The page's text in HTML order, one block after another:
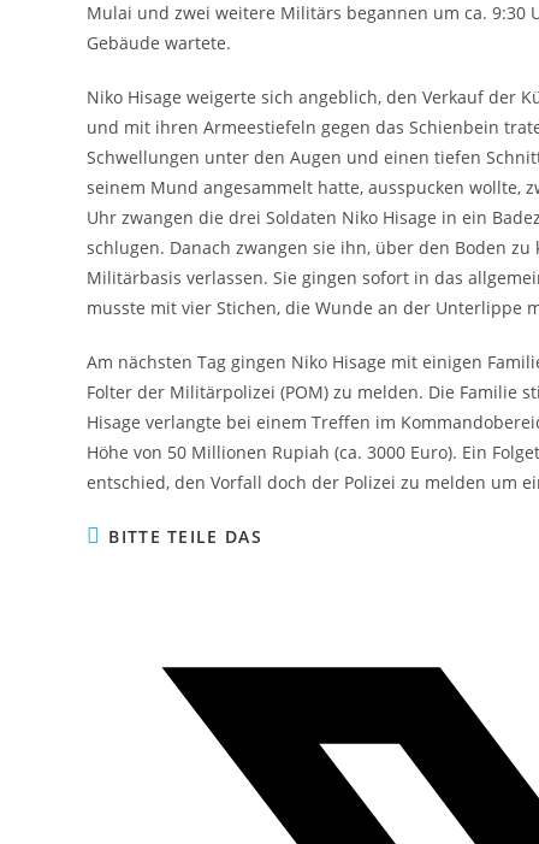
Mulai und zwei weitere Militärs begannen um ca. 9:30
Gebäude wartete.
Niko Hisage weigerte sich angeblich, den Verkauf der
und mit ihren Armeestiefeln gegen das Schienbein
Schwellungen unter den Augen und einen tiefen
seinem Mund angesammelt hatte, ausspucken wollte,
Uhr zwangen die drei Soldaten Niko Hisage in ein
schlugen. Danach zwangen sie ihn, über den Boden
Militärbasis verlassen. Sie gingen sofort in das
musste mit vier Stichen, die Wunde an der Unterlippe
Am nächsten Tag gingen Niko Hisage mit einigen
Folter der Militärpolizei (POM) zu melden. Die Familie
Hisage verlangte bei einem Treffen im
Höhe von 50 Millionen Rupiah (ca. 3000 Euro). Ein
entschied, den Vorfall doch der Polizei zu melden um
BITTE TEILE DAS